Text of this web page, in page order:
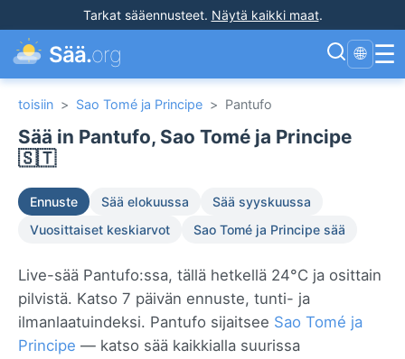
Tarkat sääennusteet. Näytä kaikki maat.
Sää.org 🌐 ☰
toisiin > Sao Tomé ja Principe > Pantufo
Sää in Pantufo, Sao Tomé ja Principe
🇸🇹
Ennuste Sää elokuussa
Sää syyskuussa
Vuosittaiset keskiarvot
Sao Tomé ja Principe sää
Live-sää Pantufo:ssa, tällä hetkellä 24°C ja osittain
pilvistä. Katso 7 päivän ennuste, tunti- ja
ilmanlaatuindeksi. Pantufo sijaitsee Sao Tomé ja
Principe — katso sää kaikkialla suurissa